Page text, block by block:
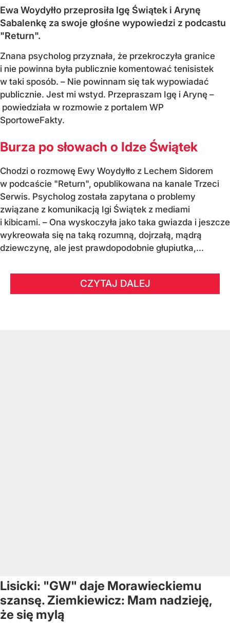
Ewa Woydyłło przeprosiła Igę Świątek i Arynę
Sabalenkę za swoje głośne wypowiedzi z podcastu
"Return".
Znana psycholog przyznała, że przekroczyła granice
i nie powinna była publicznie komentować tenisistek
w taki sposób. – Nie powinnam się tak wypowiadać
publicznie. Jest mi wstyd. Przepraszam Igę i Arynę –
powiedziała w rozmowie z portalem WP
SportoweFakty.
Burza po słowach o Idze Świątek
Chodzi o rozmowę Ewy Woydyłło z Lechem Sidorem
w podcaście "Return", opublikowana na kanale Trzeci
Serwis. Psycholog została zapytana o problemy
związane z komunikacją Igi Świątek z mediami
i kibicami. – Ona wyskoczyła jako taka gwiazda i jeszcze
wykreowała się na taką rozumną, dojrzałą, mądrą
dziewczynę, ale jest prawdopodobnie głupiutka,...
CZYTAJ DALEJ
Lisicki: "GW" daje Morawieckiemu
szansę. Ziemkiewicz: Mam nadzieję,
że się mylą